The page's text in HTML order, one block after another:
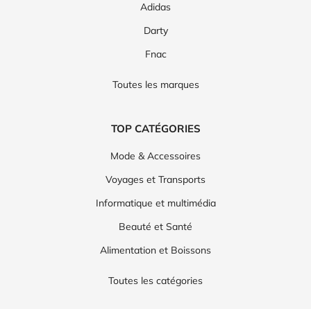
Adidas
Darty
Fnac
Toutes les marques
TOP CATÉGORIES
Mode & Accessoires
Voyages et Transports
Informatique et multimédia
Beauté et Santé
Alimentation et Boissons
Toutes les catégories